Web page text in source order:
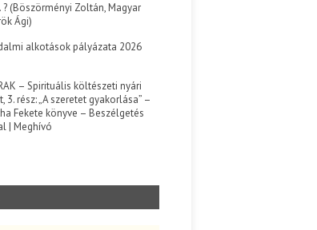
(Böszörményi Zoltán, Magyar
Ági)
alkotások pályázata 2026
– Spirituális költészeti nyári
3. rész: „A szeretet gyakorlása” –
Fekete könyve – Beszélgetés
| Meghívó